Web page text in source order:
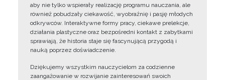
aby nie tylko wspierały realizację programu nauczania, ale
również pobudzały ciekawość, wyobraźnię i pasję młodych
odkrywców. Interaktywne formy pracy, ciekawe prelekcje,
działania plastyczne oraz bezpośredni kontakt z zabytkami
sprawiają, że historia staje się fascynującą przygodą i
nauką poprzez doświadczenie.
Dziękujemy wszystkim nauczycielom za codzienne
zaangażowanie w rozwijanie zainteresowań swoich